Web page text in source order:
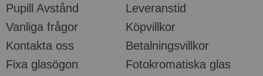
Pupill Avstånd
Leveranstid
Vanliga frågor
Köpvillkor
Kontakta oss
Betalningsvillkor
Fixa glasögon
Fotokromatiska glas